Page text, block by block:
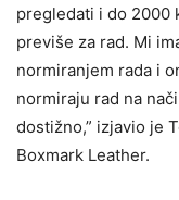
pregledati i do 2000
previše za rad. Mi
normiranjem rada i
normiraju rad na
dostižno,” izjavio je
Boxmark Leather.